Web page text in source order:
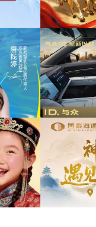
年中策略会提供音
馆马年限定礼盒宣传项
音乐版权
KOL摄影制作项目提供
版权